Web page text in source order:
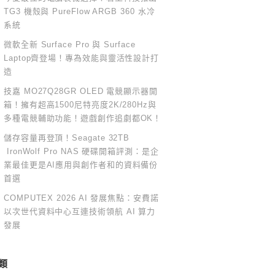
TG3 機殼與 PureFlow ARGB 360 水冷
系統
微軟全新 Surface Pro 與 Surface
Laptop齊登場！專為效能與靈活性設計打
造
技嘉 MO27Q28GR OLED 電競顯示器開
箱！擁有超高1500尼特亮度2K/280Hz與
多種電競輔助功能！遊戲創作追劇都OK！
儲存容量再登頂！Seagate 32TB
IronWolf Pro NAS 硬碟開箱評測：是企
業最佳更是AI應用與創作者和的資料備份
首選
COMPUTEX 2026 AI 發展焦點：安費諾
以次世代資料中心互連技術領航 AI 算力
發展